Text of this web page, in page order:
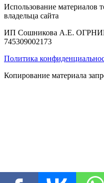
Использование материалов
владельца сайта
ИП Сошникова А.Е.
745309002173
Политика
Копирование материала